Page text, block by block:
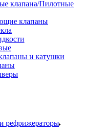
клапана/Пилотные
клапаны
и катушки
рефрижераторы